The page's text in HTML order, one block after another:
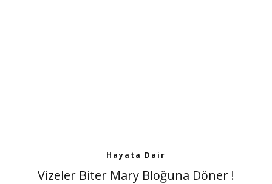
Hayata Dair
Vizeler Biter Mary Bloğuna Döner !